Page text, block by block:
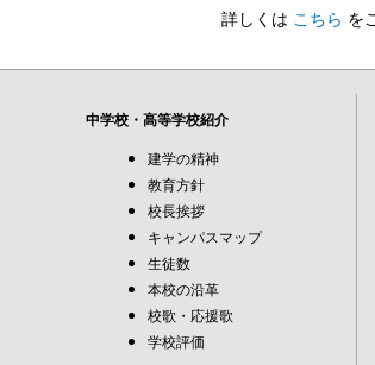
詳しくは こちら を
中学校・高等学校紹介
建学の精神
教育方針
校長挨拶
キャンパスマップ
生徒数
本校の沿革
校歌・応援歌
学校評価